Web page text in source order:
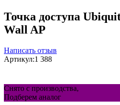
Точка доступа
Wall AP
Написать отзыв
Артикул:1 388
Снято с производства,
Подберем аналог